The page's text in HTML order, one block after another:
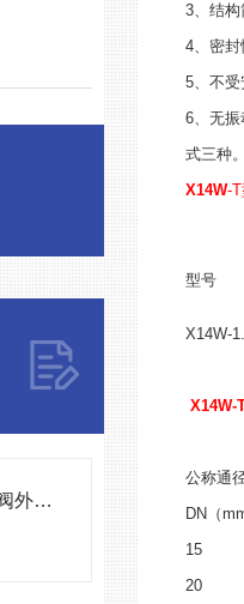
[阀门入门知识]之--电动调节阀外泄的解决方法
3、结
4、密
5、不
6、无
式三种
X14W-
型号
X14W-
X14W-
公称通
DN（
15
20